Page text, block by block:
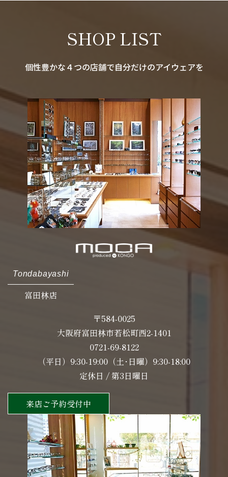
SHOP LIST
個性豊かな４つの店舗で自分だけのアイウェアを
Tondabayashi
富田林店
〒584-0025
大阪府富田林市若松町西2-1401
0721-69-8122
（平日）9:30-19:00（土･日曜）9:30-18:00
定休日 / 第3日曜日
来店ご予約受付中